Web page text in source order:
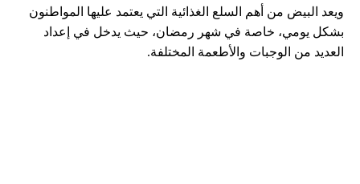
ويعد البيض من أهم السلع الغذائية التي يعتمد عليها المواطنون
بشكل يومي، خاصة في شهر رمضان، حيث يدخل في إعداد
العديد من الوجبات والأطعمة المختلفة.